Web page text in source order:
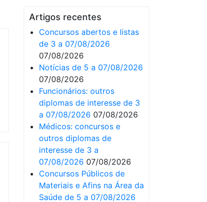
Artigos recentes
Concursos abertos e listas
de 3 a 07/08/2026
07/08/2026
Notícias de 5 a 07/08/2026
07/08/2026
Funcionários: outros
diplomas de interesse de 3
a 07/08/2026 07/08/2026
Médicos: concursos e
outros diplomas de
interesse de 3 a
07/08/2026 07/08/2026
Concursos Públicos de
Materiais e Afins na Área da
Saúde de 5 a 07/08/2026